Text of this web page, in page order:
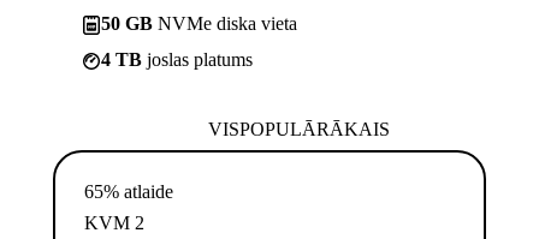
50 GB NVMe diska vieta
4 TB joslas platums
VISPOPULĀRĀKAIS
65% atlaide
KVM 2